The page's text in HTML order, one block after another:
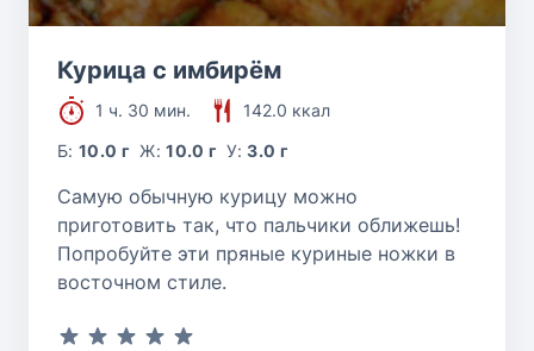
Курица с имбирём
1 ч. 30 мин.
142.0 ккал
Б:10.0 г Ж:10.0 г У:3.0 г
Самую обычную курицу можно
приготовить так, что пальчики оближешь!
Попробуйте эти пряные куриные ножки в
восточном стиле.